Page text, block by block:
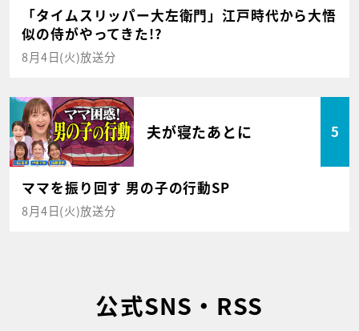
「タイムスリッパー大左衛門」江戸時代から大悟
似の侍がやってきた!?
8月4日(火)放送分
夫が寝たあとに 5
ママを振り回す 男の子の行動SP
8月4日(火)放送分
公式SNS・RSS